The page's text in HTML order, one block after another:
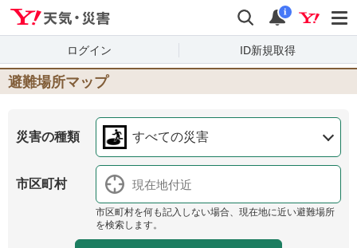
検索 通知
i
ログイン ID新規取得
避難場所マップ
災害の種類 すべての災害
市区町村
市区町村を何も記入しない場合、現在地に近い避難場所
を検索します。